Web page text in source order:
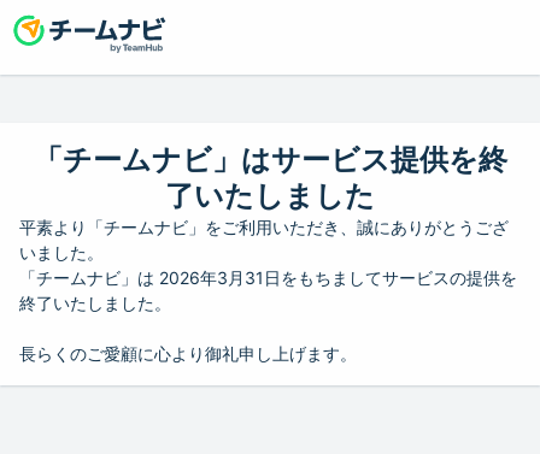
「チームナビ」はサービス提供を終
了いたしました
平素より「チームナビ」をご利用いただき、誠にありがとうござ
いました。
「チームナビ」は 2026年3月31日をもちましてサービスの提供を
終了いたしました。
長らくのご愛顧に心より御礼申し上げます。